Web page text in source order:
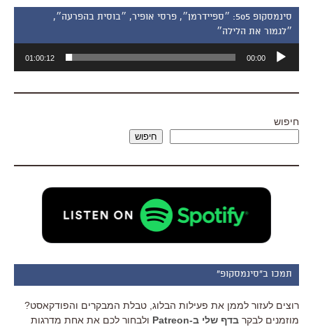
סינמסקופ 505: ״ספיידרמן״, פרסי אופיר, ״בוסית בהפרעה״,
״לגמור את הלילה״
אודיו
00:00
01:00:12
חיפוש
חיפוש
תמכו ב"סינמסקופ"
רוצים לעזור לממן את פעילות הבלוג, טבלת המבקרים והפודקאסט?
מוזמנים לבקר בדף שלי ב-Patreon
ולבחור לכם את אחת מדרגות